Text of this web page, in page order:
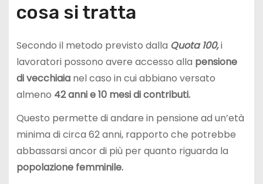
cosa si tratta
Secondo il metodo previsto dalla Quota 100,i
lavoratori possono avere accesso alla pensione
divecchiaianel caso in cui abbiano versato
almeno 42 anni e 10 mesi di contributi.
Questo permette di andare in pensione ad un’età
minima di circa 62 anni, rapporto che potrebbe
abbassarsi ancor di più per quanto riguarda la
popolazione femminile.